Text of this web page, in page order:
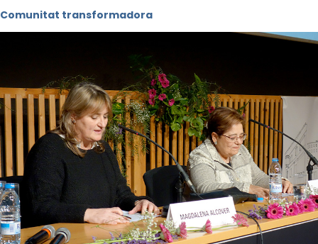
Comunitat transformadora